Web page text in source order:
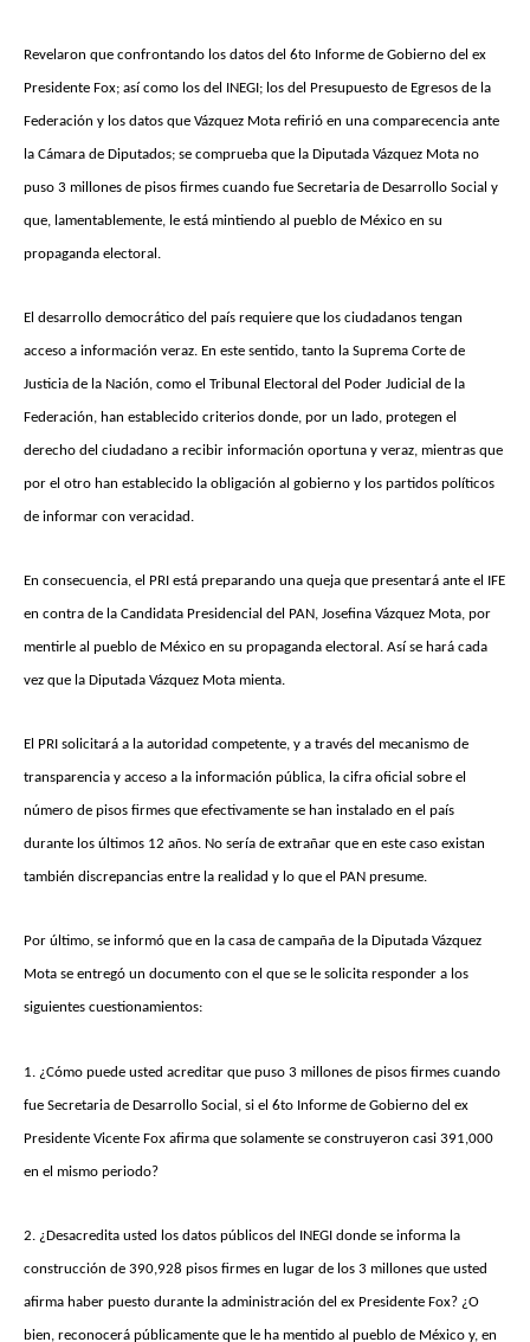
Revelaron que confrontando los datos del 6to Informe de Gobierno del ex
Presidente Fox; así como los del INEGI; los del Presupuesto de Egresos de la
Federación y los datos que Vázquez Mota refirió en una comparecencia ante
la Cámara de Diputados; se comprueba que la Diputada Vázquez Mota no
puso 3 millones de pisos firmes cuando fue Secretaria de Desarrollo Social y
que, lamentablemente, le está mintiendo al pueblo de México en su
propaganda electoral.
El desarrollo democrático del país requiere que los ciudadanos tengan
acceso a información veraz. En este sentido, tanto la Suprema Corte de
Justicia de la Nación, como el Tribunal Electoral del Poder Judicial de la
Federación, han establecido criterios donde, por un lado, protegen el
derecho del ciudadano a recibir información oportuna y veraz, mientras que
por el otro han establecido la obligación al gobierno y los partidos políticos
de informar con veracidad.
En consecuencia, el PRI está preparando una queja que presentará ante el IFE
en contra de la Candidata Presidencial del PAN, Josefina Vázquez Mota, por
mentirle al pueblo de México en su propaganda electoral. Así se hará cada
vez que la Diputada Vázquez Mota mienta.
El PRI solicitará a la autoridad competente, y a través del mecanismo de
transparencia y acceso a la información pública, la cifra oficial sobre el
número de pisos firmes que efectivamente se han instalado en el país
durante los últimos 12 años. No sería de extrañar que en este caso existan
también discrepancias entre la realidad y lo que el PAN presume.
Por último, se informó que en la casa de campaña de la Diputada Vázquez
Mota se entregó un documento con el que se le solicita responder a los
siguientes cuestionamientos:
1. ¿Cómo puede usted acreditar que puso 3 millones de pisos firmes cuando
fue Secretaria de Desarrollo Social, si el 6to Informe de Gobierno del ex
Presidente Vicente Fox afirma que solamente se construyeron casi 391,000
en el mismo periodo?
2. ¿Desacredita usted los datos públicos del INEGI donde se informa la
construcción de 390,928 pisos firmes en lugar de los 3 millones que usted
afirma haber puesto durante la administración del ex Presidente Fox? ¿O
bien, reconocerá públicamente que le ha mentido al pueblo de México y, en